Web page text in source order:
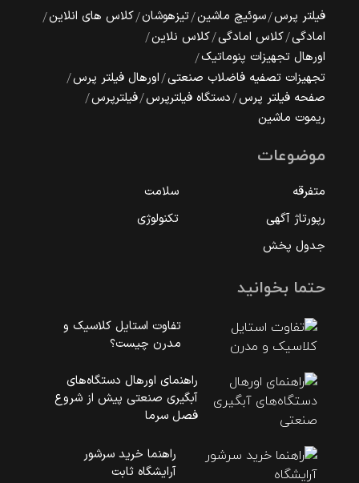
فیلتر پرس سوئیچ ماشین تیزهوشان کلاس های انلاین
امادگی کلاس امادگی کلاس نلاین
اورهال تجهیزات پنوماتیک
تجهیزات تصفیه فاضلاب صنعتی اورهال فیلتر پرس
صفحه فیلتر پرس دستگاه فیلترپرس فیلترپرس
ریموت ماشین
موضوعات
متفرقه
سلامت
رپورتاژ آگهی
تکنولوژی
جدول پخش
حتما بخوانید
تفاوت استایل کلاسیک و
مدرن چیست؟
راهنمای اورهال دستگاه‌های
آبگیری صنعتی پیش از شروع
فصل سرما
راهنما خرید سرشور
آرایشگاه ثابت